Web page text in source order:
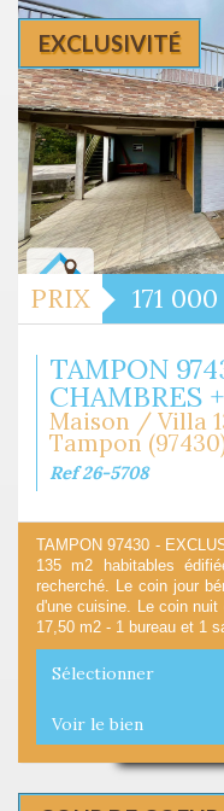
EXCLUSIVITÉ
PRIX 171 000
TAMPON
CHAMBRES
Maison / Villa
Tampon
Ref 26-5708
TAMPON 97430 -
135 m2 habitables
recherché. Le coin jour
d'une cuisine. Le coin
17,50 m2 - 1 bureau et 1
Sélectionner
Voir le bien